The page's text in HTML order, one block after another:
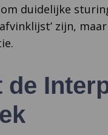
duidelijke
zijn,